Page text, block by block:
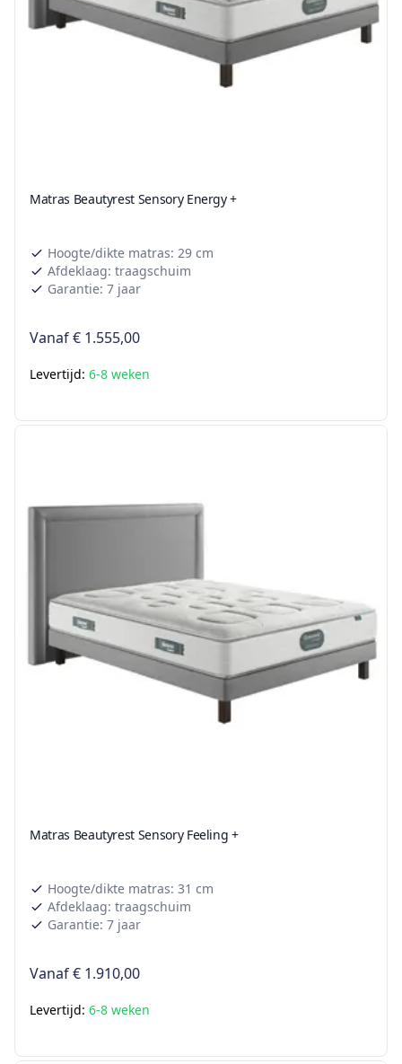
Matras Beautyrest Sensory Energy +
Hoogte/dikte matras: 29 cm
Afdeklaag: traagschuim
Garantie: 7 jaar
Vanaf€ 1.555,00
Levertijd: 6-8 weken
Matras Beautyrest Sensory Feeling +
Hoogte/dikte matras: 31 cm
Afdeklaag: traagschuim
Garantie: 7 jaar
Vanaf€ 1.910,00
Levertijd: 6-8 weken